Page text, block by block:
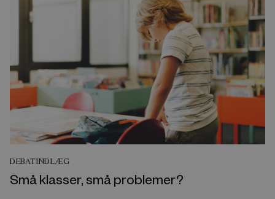
DEBATINDLÆG
Små klasser, små problemer?